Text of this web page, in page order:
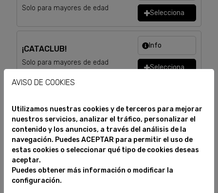
Solo para mayores de edad
Selecciona
¡CATACLUB!
Solo para mayores de edad
Info
Selecciona
Importante
La visita se compone de una parte
explicativa delproceso de elaboración,
envasado e historia;y unacata de
productos al finalde la misma.
la visita.
Es posible que, por motivos de
AVISO DE COOKIES
Utilizamos nuestras cookies y de terceros para mejorar
nuestros servicios, analizar el tráfico, personalizar el
contenido y los anuncios, a través del análisis de la
navegación. Puedes ACEPTAR para permitir el uso de
estas cookies o seleccionar qué tipo de cookies deseas
aceptar.
Puedes obtener más información o modificar la
configuración.